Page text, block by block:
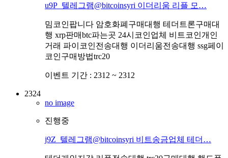
u9P_텔레그램@bitcoinsyri 이더리움 리플 모…
밈코인팝니다 암호화폐구매대행 테더트론구매대
행 xrp판매btc파는곳 24시코인업체 비트코인개인
거래 파이코인전송대행 이더리움전송대행 ssg페이
코인구매방법trc20
이벤트 기간 : 2312 ~ 2312
2324
no image
진행중
j9Z_텔레그램@bitcoinsyri 비트송금업체 테더…